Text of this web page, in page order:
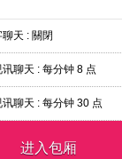
聊天 : 關閉
聊天 : 每分钟 8 点
聊天 : 每分钟 30 点
进入包厢